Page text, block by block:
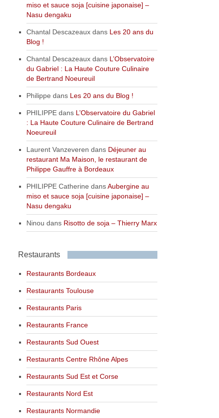
miso et sauce soja [cuisine japonaise] –
Nasu dengaku
Chantal Descazeaux dans Les 20 ans du
Blog !
Chantal Descazeaux dans L’Observatoire
du Gabriel : La Haute Couture Culinaire
de Bertrand Noeureuil
Philippe dans Les 20 ans du Blog !
PHILIPPE dans L’Observatoire du Gabriel
: La Haute Couture Culinaire de Bertrand
Noeureuil
Laurent Vanzeveren dans Déjeuner au
restaurant Ma Maison, le restaurant de
Philippe Gauffre à Bordeaux
PHILIPPE Catherine dansAubergine au
miso et sauce soja [cuisine japonaise] –
Nasu dengaku
Ninou dans Risotto de soja – Thierry Marx
Restaurants
Restaurants Bordeaux
Restaurants Toulouse
Restaurants Paris
Restaurants France
Restaurants Sud Ouest
Restaurants Centre Rhône Alpes
Restaurants Sud Est et Corse
Restaurants Nord Est
Restaurants Normandie